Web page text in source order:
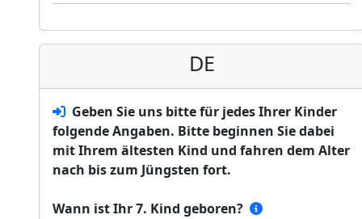
DE
Geben Sie uns bitte für jedes Ihrer Kinder
folgende Angaben. Bitte beginnen Sie dabei
mit Ihrem ältesten Kind und fahren dem Alter
nach bis zum Jüngsten fort.
Wann ist Ihr 7. Kind geboren?